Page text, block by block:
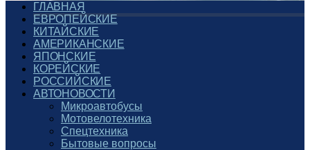
ГЛАВНАЯ
ЕВРОПЕЙСКИЕ
КИТАЙСКИЕ
АМЕРИКАНСКИЕ
ЯПОНСКИЕ
КОРЕЙСКИЕ
РОССИЙСКИЕ
АВТОНОВОСТИ
Микроавтобусы
Мотовелотехника
Спецтехника
Бытовые вопросы